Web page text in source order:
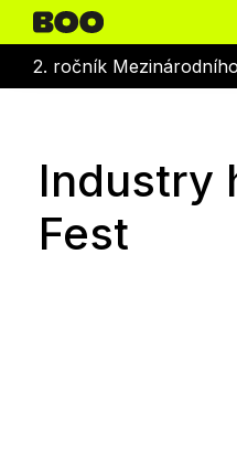
2. ročník
Industry
Fest